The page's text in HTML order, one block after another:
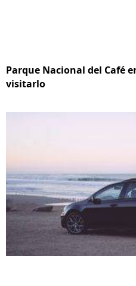
Parque Nacional del Café
visitarlo